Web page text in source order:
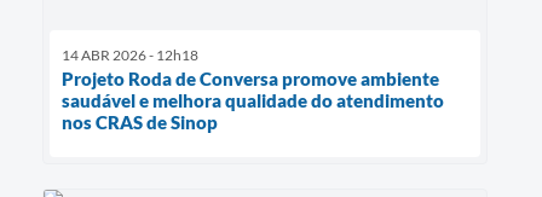
14 ABR 2026 - 12h18
Projeto Roda de Conversa promove ambiente
saudável e melhora qualidade do atendimento
nos CRAS de Sinop